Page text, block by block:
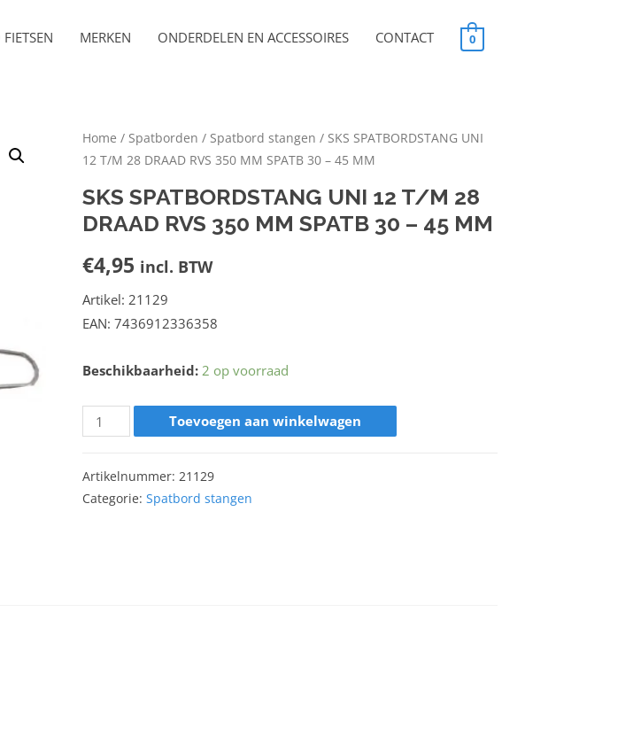
MERKEN ONDERDELEN EN ACCESSOIRES CONTACT 0
Home / Spatborden / Spatbord stangen / SKS SPATBORDSTANG UNI
12 T/M 28 DRAAD RVS 350 MM SPATB 30 – 45 MM
SKS SPATBORDSTANG UNI 12 T/M 28
DRAAD RVS 350 MM SPATB 30 – 45 MM
€4,95 incl. BTW
Artikel: 21129
EAN: 7436912336358
Beschikbaarheid: 2 op voorraad
Toevoegen aan winkelwagen
Artikelnummer: 21129
Categorie: Spatbord stangen